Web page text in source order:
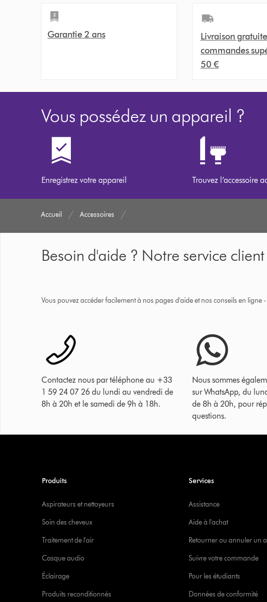
Garantie 2 ans
Livraison
commandes
50 €
Vous possédez un appareil ?
Enregistrez votre appareil Trouvez l’accessoire
Accueil Accessoires
Besoin d'aide ? Notre service
Vous pouvez accéder facilement à nos pages d'aide et nos conseils en ligne -
Contactez nous par téléphone au +33
1 59 24 07 26 du lundi au vendredi de
8h à 20h et le samedi de 9h à 18h.
Nous sommes
sur WhatsApp, du
de 8h à 20h, pour
questions.
Produits
Aspirateurs et nettoyeurs
Soin des cheveux
Traitement de l'air
Casque audio
Éclairage
Produits reconditionnés
Services
Assistance
Aide à l'achat
Retourner ou annuler un
Suivre votre commande
Pour les étudiants
Données de conformité